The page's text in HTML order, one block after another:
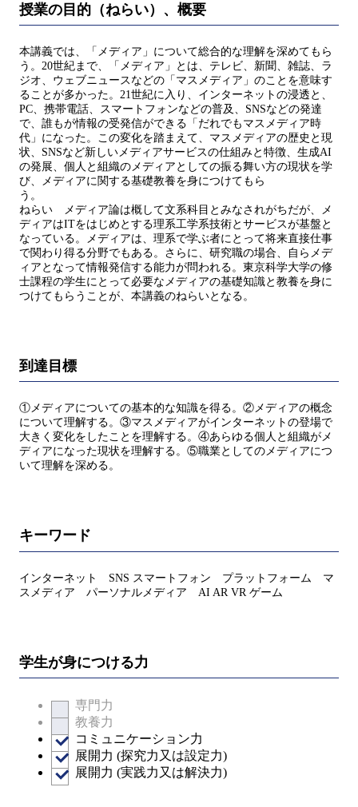
授業の目的（ねらい）、概要
本講義では、「メディア」について総合的な理解を深めてもら
う。20世紀まで、「メディア」とは、テレビ、新聞、雑誌、ラ
ジオ、ウェブニュースなどの「マスメディア」のことを意味す
ることが多かった。21世紀に入り、インターネットの浸透と、
PC、携帯電話、スマートフォンなどの普及、SNSなどの発達
で、誰もが情報の受発信ができる「だれでもマスメディア時
代」になった。この変化を踏まえて、マスメディアの歴史と現
状、SNSなど新しいメディアサービスの仕組みと特徴、生成AI
の発展、個人と組織のメディアとしての振る舞い方の現状を学
び、メディアに関する基礎教養を身につけてもら
う
ねらい メディア論は概して文系科目とみなされがちだが、メ
ディアはITをはじめとする理系工学系技術とサービスが基盤と
なっている。メディアは、理系で学ぶ者にとって将来直接仕事
で関わり得る分野でもある。さらに、研究職の場合、自らメデ
ィアとなって情報発信する能力が問われる。東京科学大学の修
士課程の学生にとって必要なメディアの基礎知識と教養を身に
つけてもらうことが、本講義のねらいとなる。
到達目標
①メディアについての基本的な知識を得る。②メディアの概念
について理解する。③マスメディアがインターネットの登場で
大きく変化をしたことを理解する。④あらゆる個人と組織がメ
ディアになった現状を理解する。⑤職業としてのメディアにつ
いて理解を深める。
キーワード
インターネット SNS スマートフォン プラットフォーム マ
スメディア パーソナルメディア AI AR VR ゲーム
学生が身につける力
専門力
教養力
コミュニケーション力
展開力 (探究力又は設定力)
展開力 (実践力又は解決力)